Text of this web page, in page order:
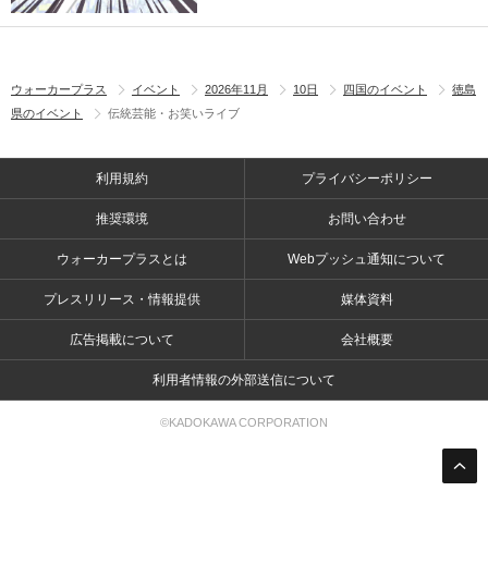
ウォーカープラス イベント 2026年11月 10日 四国のイベント
徳島
県のイベント
伝統芸能・お笑いライブ
利用規約 プライバシーポリシー
推奨環境 お問い合わせ
ウォーカープラスとは Webプッシュ通知について
プレスリリース・情報提供 媒体資料
広告掲載について 会社概要
利用者情報の外部送信について
©KADOKAWA CORPORATION